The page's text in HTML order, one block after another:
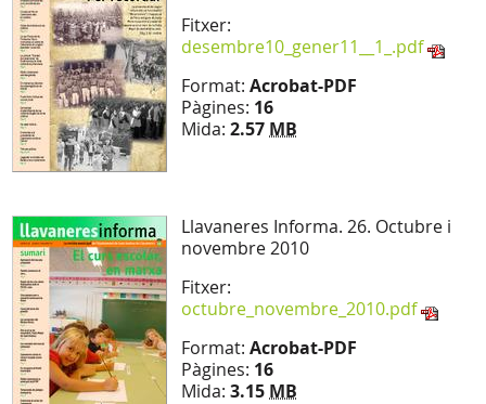
Fitxer:
desembre10_gener11__1_.pdf
Format: Acrobat-PDF
Pàgines: 16
Mida: 2.57 MB
Llavaneres Informa. 26. Octubre i
novembre 2010
Fitxer:
octubre_novembre_2010.pdf
Format: Acrobat-PDF
Pàgines: 16
Mida: 3.15 MB